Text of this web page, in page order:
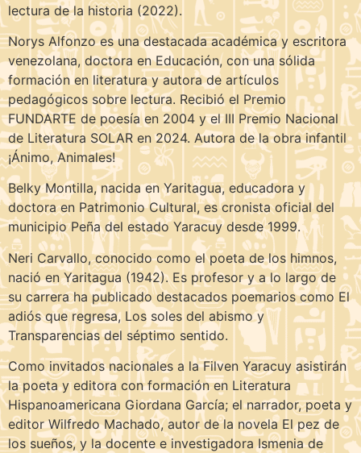
lectura de la historia (2022).
Norys Alfonzo es una destacada académica y escritora
venezolana, doctora en Educación, con una sólida
formación en literatura y autora de artículos
pedagógicos sobre lectura. Recibió el Premio
FUNDARTE de poesía en 2004 y el III Premio Nacional
de Literatura SOLAR en 2024. Autora de la obra infantil
¡Ánimo, Animales!
Belky Montilla, nacida en Yaritagua, educadora y
doctora en Patrimonio Cultural, es cronista oficial del
municipio Peña del estado Yaracuy desde 1999.
Neri Carvallo, conocido como el poeta de los himnos,
nació en Yaritagua (1942). Es profesor y a lo largo de
su carrera ha publicado destacados poemarios como El
adiós que regresa, Los soles del abismo y
Transparencias del séptimo sentido.
Como invitados nacionales a la Filven Yaracuy asistirán
la poeta y editora con formación en Literatura
Hispanoamericana Giordana García; el narrador, poeta y
editor Wilfredo Machado, autor de la novela El pez de
los sueños, y la docente e investigadora Ismenia de